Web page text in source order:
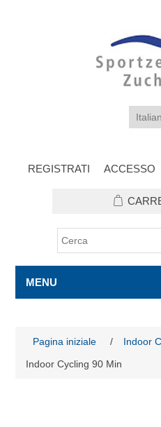
REGISTRATI ACCESSO
MENU
Pagina iniziale / Indoor
Indoor Cycling 90 Min